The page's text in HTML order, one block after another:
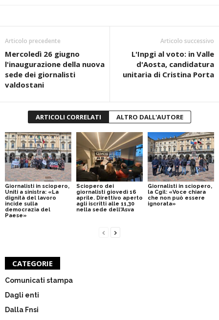
Articolo precedente
Mercoledì 26 giugno
l'inaugurazione della nuova
sede dei giornalisti
valdostani
Articolo successivo
L'Inpgi al voto: in Valle
d'Aosta, candidatura
unitaria di Cristina Porta
ARTICOLI CORRELATI ALTRO DALL'AUTORE
Giornalisti in sciopero,
Uniti a sinistra: «La
dignità del lavoro
incide sulla
democrazia del
Paese»
Sciopero dei
giornalisti giovedì 16
aprile. Direttivo aperto
agli iscritti alle 11,30
nella sede dell'Asva
Giornalisti in sciopero,
la Cgil: «Voce chiara
che non può essere
ignorata»
CATEGORIE
Comunicati stampa
Dagli enti
Dalla Fnsi